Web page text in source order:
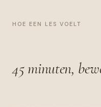
HOE EEN LES VOELT
45 minuten,